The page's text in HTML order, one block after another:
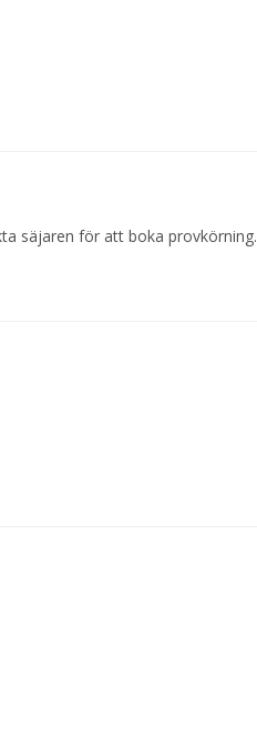
säjaren för att boka provkörning.